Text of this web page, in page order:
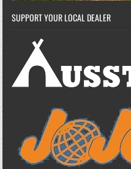
SUPPORT YOUR LOCAL DEALER